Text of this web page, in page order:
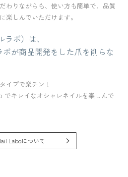
わりながらも、使い方も簡単で、品質
楽しんでいただけます。
ボ）は、
が商品開発をした爪を削らな
イプで楽チン！
でキレイなオシャレネイルを楽しんで
Laboについて